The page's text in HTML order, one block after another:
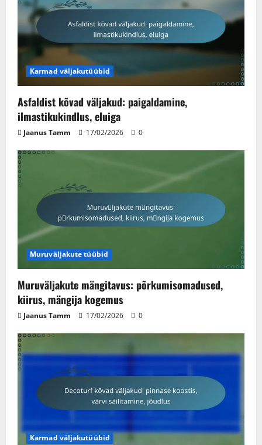
Karmad väljakutüübid
Asfaldist kõvad väljakud: paigaldamine,
ilmastikukindlus, eluiga
Jaanus Tamm 17/02/2026 0
Muruväljakute tüübid
Muruväljakute mängitavus: põrkumisomadused,
kiirus, mängija kogemus
Jaanus Tamm 17/02/2026 0
Karmad väljakutüübid